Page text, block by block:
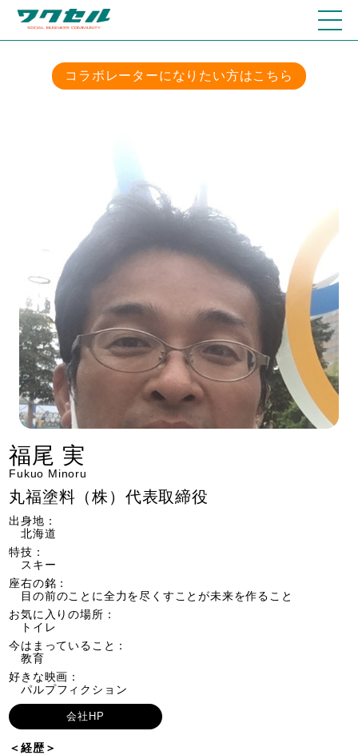
コラボレーターになりたい方はこちら
福尾 実
Fukuo Minoru
丸福塗料（株）代表取締役
出身地：
北海道
特技：
スキー
座右の銘：
目の前のことに全力を尽くすことが未来を作ること
お気に入りの場所：
トイレ
今はまっていること：
教育
好きな映画：
パルプフィクション
会社HP
＜経歴＞